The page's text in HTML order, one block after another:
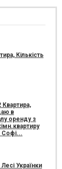
Кількість
Квартира,
в
оренду з
Українки